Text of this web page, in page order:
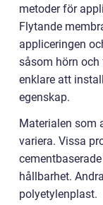
metoder för
Flytande
appliceringen
såsom hörn
enklare att
egenskap.
Materialen som
variera. Vissa
hållbarhet.
polyetylenplast.